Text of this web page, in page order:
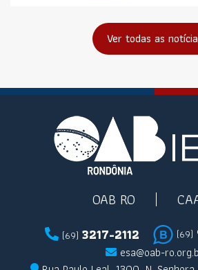
Ver todas as
OAB RO
(69) 3217-2112 (69)
esa@oab-